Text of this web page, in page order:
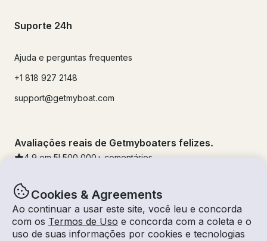
Cookies & Agreements
Ao continuar a usar este site, você leu e concorda
com os Termos de Uso e concorda com a coleta e o
uso de suas informações por cookies e tecnologias
Suporte 24h
Ajuda e perguntas frequentes
+1 818 927 2148
support@getmyboat.com
Avaliações reais de Getmyboaters felizes.
4.9 em 5! 500,000 + comentários